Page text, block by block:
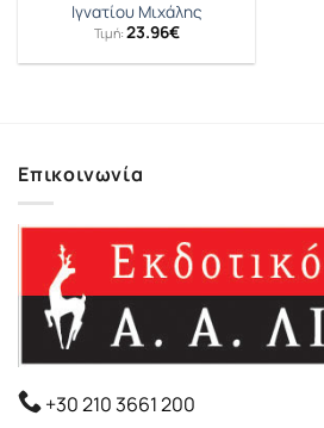
Ιγνατίου Μιχάλης
Τιμή: 23.96€
Επικοινωνία
+30 210 3661 200